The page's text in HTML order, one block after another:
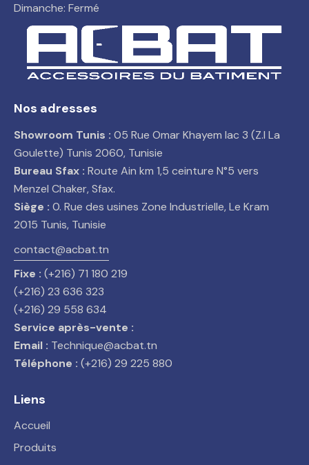
Dimanche: Fermé
Nos adresses
Showroom Tunis : 05 Rue Omar Khayem lac 3 (Z.I La
Goulette) Tunis 2060, Tunisie
Bureau Sfax : Route Ain km 1,5 ceinture N°5 vers
Menzel Chaker, Sfax.
Siège : 0. Rue des usines Zone Industrielle, Le Kram
2015 Tunis, Tunisie
contact@acbat.tn
Fixe : (+216) 71 180 219
(+216) 23 636 323
(+216) 29 558 634
Service après-vente :
Email : Technique@acbat.tn
Téléphone : (+216) 29 225 880
Liens
Accueil
Produits